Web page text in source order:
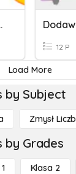
Całkowitych
12 P
Load More
by Subject
Zmysł Liczb
by Grades
Klasa 2